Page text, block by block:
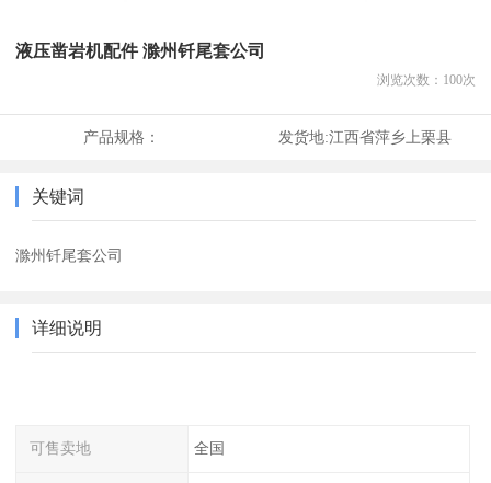
液压凿岩机配件 滁州钎尾套公司
浏览次数： 100次
产品规格： 发货地:江西省萍乡上栗县
关键词
滁州钎尾套公司
详细说明
可售卖地 全国